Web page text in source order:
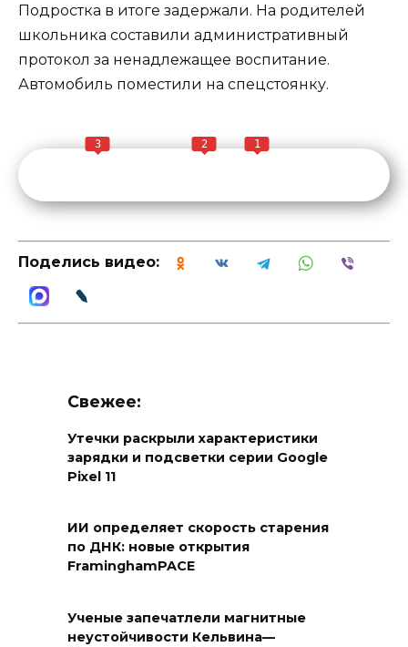
Подростка в итоге задержали. На родителей
школьника составили административный
протокол за ненадлежащее воспитание.
Автомобиль поместили на спецстоянку.
3 2 1
Поделись видео:
Свежее:
Утечки раскрыли характеристики
зарядки и подсветки серии Google
Pixel 11
ИИ определяет скорость старения
по ДНК: новые открытия
FraminghamPACE
Ученые запечатлели магнитные
неустойчивости Кельвина—